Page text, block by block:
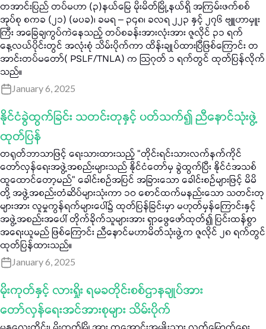
တအာင်းပြည် တပ်မဟာ (၃)နယ်မြေ မိုးမိတ်မြို့နယ်ရှိ အကြမ်းဖက်စစ်
အုပ်စု စကခ (၂၁) (မပခ)၊ ခမရ – ၃၄၈၊ ခလရ ၂၂၃ နှင့် ၂၇၆ ဗျူဟာမှူး
ကြီး အခြေချကွပ်ကဲနေသည့် တပ်စခန်းအားလုံးအား ဇူလိုင် ၃၁ ရက်
နေ့လယ်ပိုင်းတွင် အလုံးစုံ သိမ်းပိုက်ကာ ထိန်းချုပ်ထားပြီဖြစ်ကြောင်း တ
အာင်းတပ်မတော်( PSLF/TNLA) က သြဂုတ် ၁ ရက်တွင် ထုတ်ပြန်လိုက်
သည်။
January 6, 2025
နိုင်ငံခွဲထွက်ခြင်း သတင်းတုနှင့် ပတ်သက်၍ ညီနောင်သုံးဖွဲ့
ထုတ်ပြန်
တရုတ်ဘာသာဖြင့် ရေးသားထားသည့် “တိုင်းရင်းသားလက်နက်ကိုင်
တော်လှန်ရေးအဖွဲ့အစည်းများသည် နိုင်ငံတော်မှ ခွဲထွက်ပြီး နိုင်ငံအသစ်
ထူထောင်တော့မည်" ခေါင်းစဉ်အပြင် အခြားသော ခေါင်းစဉ်များဖြင့် မိမိ
တို့ အဖွဲ့အစည်းတံဆိပ်များသုံးကာ ၁၀ စောင်ထက်မနည်းသော သတင်းတု
များအား လူမှုကွန်ရက်များပေါ်၌ ထုတ်ပြန်ခြင်းမှာ မဟုတ်မှန်ကြောင်းနှင့်
အဖွဲ့အစည်းအပေါ် တိုက်ခိုက်သူများအား ရှာဖွေဖော်ထုတ်၍ ပြင်းထန်စွာ
အရေးယူမည် ဖြစ်ကြောင်း ညီနောင်မဟာမိတ်သုံးဖွဲ့က ဇူလိုင် ၂၈ ရက်တွင်
ထုတ်ပြန်ထားသည်။
January 6, 2025
မိုးကုတ်နှင့် လားရှိုး ရမခတိုင်းစစ်ဌာနချုပ်အား
တော်လှန်ရေးအင်အားစုများ သိမ်းပိုက်